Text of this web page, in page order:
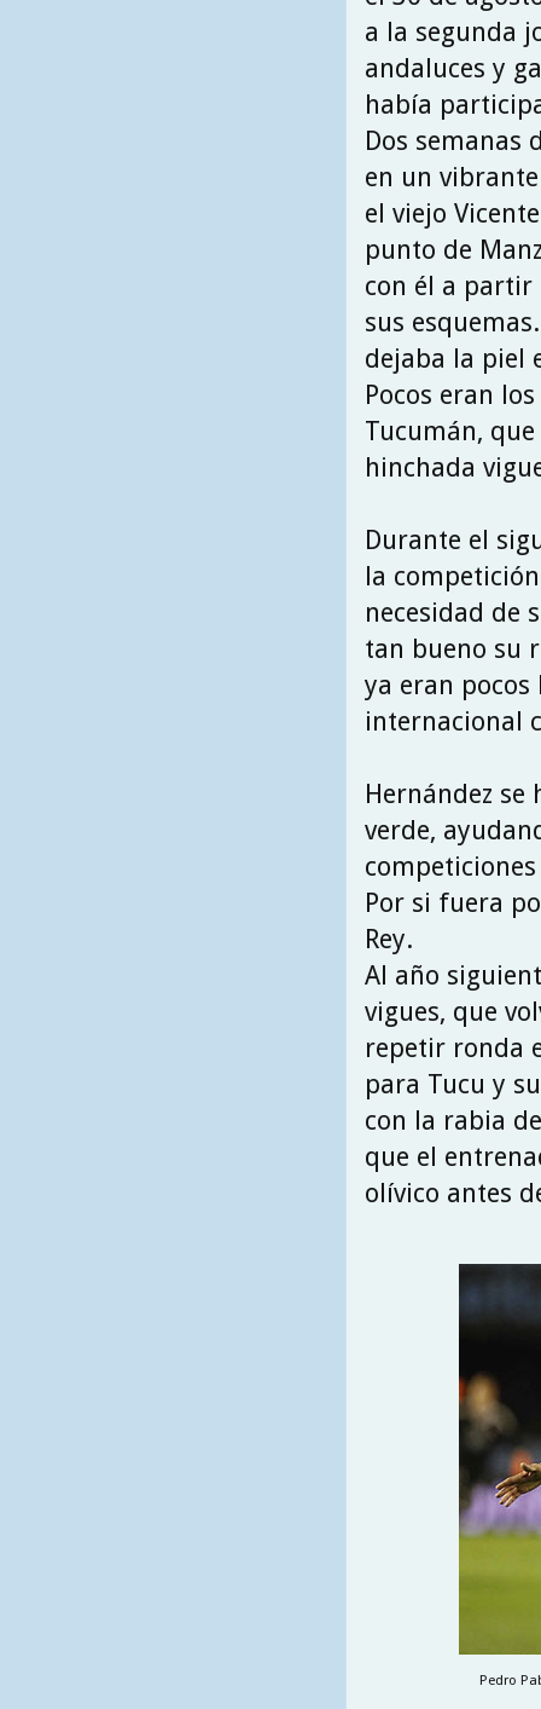
a la segunda
andaluces y
había
Dos semanas
en un
el viejo
punto de
con él a partir
sus
dejaba la piel
Pocos eran
Tucumán,
hinchada
Durante el
la
necesidad de
tan bueno su
ya eran
internacional
Hernández
verde,
Por si fuera
Rey.
Al año
vigues, que
repetir ronda
para Tucu y
con la rabia
que el
olívico antes
Pedro